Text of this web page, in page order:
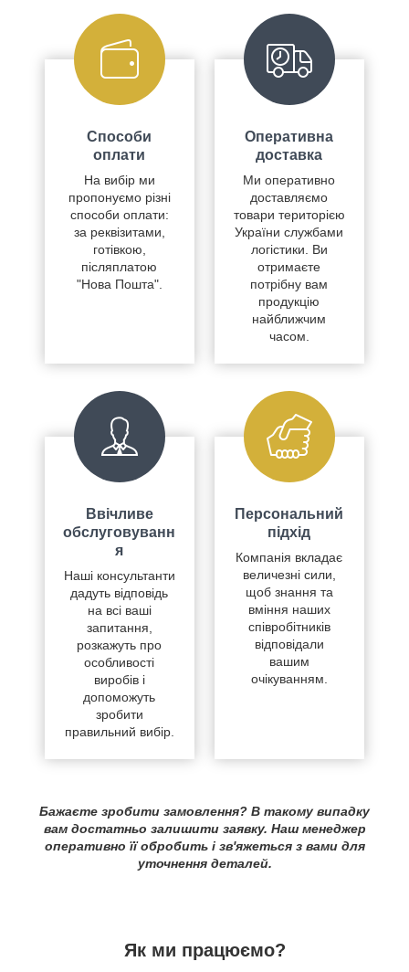
Способи
оплати
На вибір ми
пропонуємо різні
способи оплати:
за реквізитами,
готівкою,
післяплатою
"Нова Пошта".
Оперативна
доставка
Ми оперативно
доставляємо
товари територією
України службами
логістики. Ви
отримаєте
потрібну вам
продукцію
найближчим
часом.
Ввічливе
обслуговуванн
я
Наші консультанти
дадуть відповідь
на всі ваші
запитання,
розкажуть про
особливості
виробів і
допоможуть
зробити
правильний вибір.
Персональний
підхід
Компанія вкладає
величезні сили,
щоб знання та
вміння наших
співробітників
відповідали
вашим
очікуванням.
Бажаєте зробити замовлення? В такому випадку
вам достатньо залишити заявку. Наш менеджер
оперативно її обробить і зв'яжеться з вами для
уточнення деталей.
Як ми працюємо?